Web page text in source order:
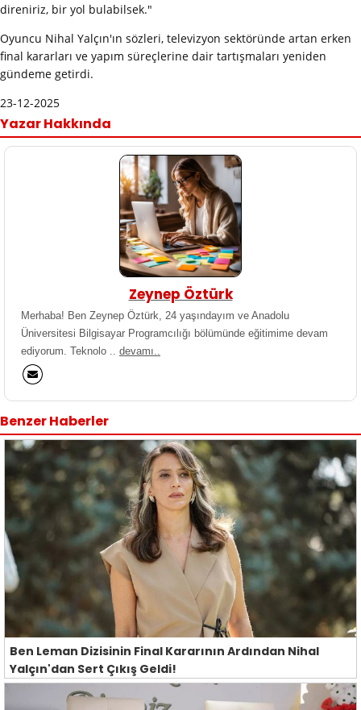
direniriz, bir yol bulabilsek."
Oyuncu Nihal Yalçın'ın sözleri, televizyon sektöründe artan erken
final kararları ve yapım süreçlerine dair tartışmaları yeniden
gündeme getirdi.
23-12-2025
Yazar Hakkında
Zeynep Öztürk
Merhaba! Ben Zeynep Öztürk, 24 yaşındayım ve Anadolu
Üniversitesi Bilgisayar Programcılığı bölümünde eğitimime devam
ediyorum. Teknolo .. devamı..
Benzer Haberler
Ben Leman Dizisinin Final Kararının Ardından Nihal
Yalçın'dan Sert Çıkış Geldi!